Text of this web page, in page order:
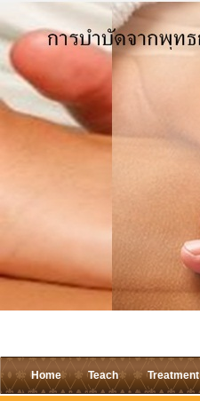
Home Teach Treatment